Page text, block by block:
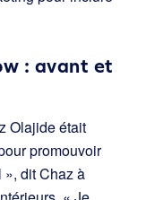
: avant et
Olajide était
promouvoir
», dit Chaz à